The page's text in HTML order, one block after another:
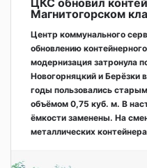
ЦКС обновил
Магнитогорском
Центр коммунального
обновлению
модернизация затронула
Новогорняцкий и Берёзки
годы пользовались
объёмом 0,75 куб. м. В
ёмкости заменены. На
металлических